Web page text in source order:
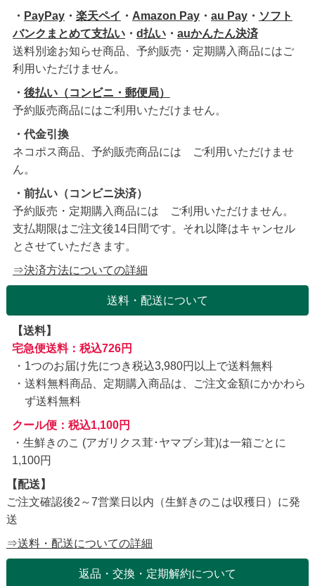
・ PayPay・ 楽天ペイ ・ Amazon Pay・ au Pay・ ソフト
バンクまとめて支払い・ d払い・ auかんたん決済
送料別途お知らせ商品、予約販売・定期購入商品にはご
利用いただけません。
・ 後払い（コンビニ・郵便局）
予約販売商品にはご利用いただけません。
・代金引換
ネコポス商品、予約販売商品には ご利用いただけませ
ん。
・前払い（コンビニ決済）
予約販売・定期購入商品には ご利用いただけません。
支払期限はご注文後14日間です。それ以降はキャンセル
とさせていただきます。
⇒決済方法についての詳細
送料・配送について
【送料】
宅急便送料：税込726円
1つのお届け先につき税込3,980円以上で送料無料
送料無料商品、定期購入商品は、ご注文金額にかかわら
ず送料無料
クール便：税込1,100円
・生鮮きのこ (アガリクス茸･ヤマブシ茸)は一箱ごとに
1,100円
【配送】
ご注文確認後2～7営業日以内（生鮮きのこは収穫日）に発
送
⇒送料・配送についての詳細
返品・交換・定期解約について